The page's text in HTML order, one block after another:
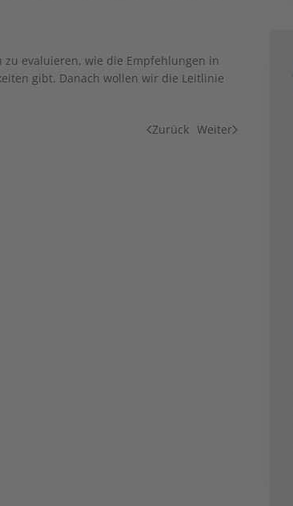
evaluieren, wie die Empfehlungen in
gibt. Danach wollen wir die Leitlinie
Zurück Weiter